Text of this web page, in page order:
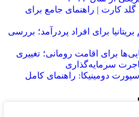
کارت | راهنمای جامع برای
برای افراد پردرآمد؛ بررسی
برای اقامت رومانی؛ تغییری
سرمایه‌گذاری
دومینیکا: راهنمای کامل